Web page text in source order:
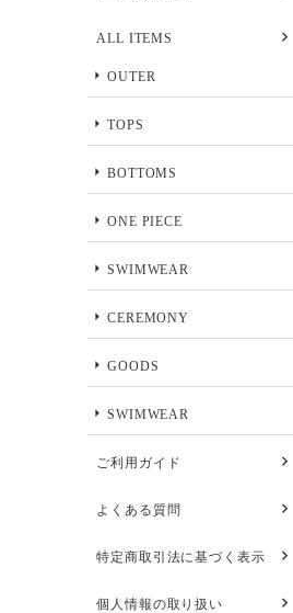
ALL ITEMS
OUTER
TOPS
BOTTOMS
ONE PIECE
SWIMWEAR
CEREMONY
GOODS
SWIMWEAR
ご利用ガイド
よくある質問
特定商取引法に基づく表示
個人情報の取り扱い